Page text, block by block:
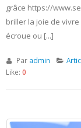
grâce https://
briller la joie de vivre
écroue ou [...]
Par admin
Like: 0